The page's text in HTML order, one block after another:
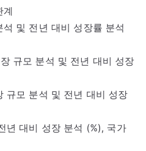
계
및 전년 대비 성장률 분석
규모 분석 및 전년 대비 성장
규모 분석 및 전년 대비 성장
년 대비 성장 분석 (%), 국가